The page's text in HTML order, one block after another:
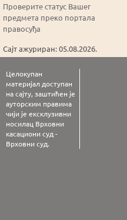
Проверите статус Вашег
предмета преко портала
правосуђа
Сајт ажуриран: 05.08.2026.
Целокупан
материјал доступан
на сајту, заштићен је
ауторским правима
чији је ексклузивни
носилац Врховни
касациони суд -
Врховни суд.